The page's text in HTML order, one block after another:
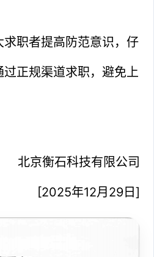
职者提高防范意识，仔
正规渠道求职，避免上
北京衡石科技有限公司
[2025年12月29日]